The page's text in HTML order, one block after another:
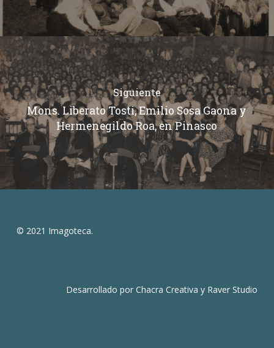
Siguiente
Mons. Liberato Tosti, Emilio Sosa Gaona y
Hermenegildo Roa, en Pinasco
© 2021 Imagoteca.
Desarrollado porChacra Creativa y Raver Studio